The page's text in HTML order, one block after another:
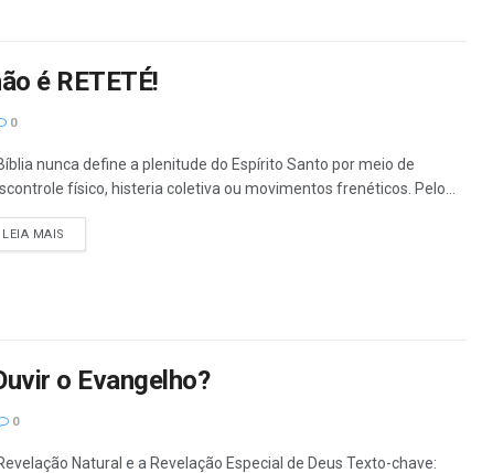
é RETETÉ!
0
nunca define a plenitude do Espírito Santo por meio de
físico, histeria coletiva ou movimentos frenéticos. Pelo...
LEIA MAIS
o Evangelho?
0
Natural e a Revelação Especial de Deus Texto-chave: